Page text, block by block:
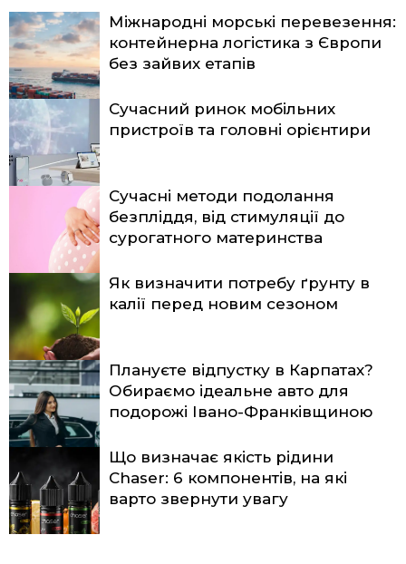
Міжнародні морські перевезення:
контейнерна логістика з Європи
без зайвих етапів
Сучасний ринок мобільних
пристроїв та головні орієнтири
Сучасні методи подолання
безпліддя, від стимуляції до
сурогатного материнства
Як визначити потребу ґрунту в
калії перед новим сезоном
Плануєте відпустку в Карпатах?
Обираємо ідеальне авто для
подорожі Івано-Франківщиною
Що визначає якість рідини
Chaser: 6 компонентів, на які
варто звернути увагу